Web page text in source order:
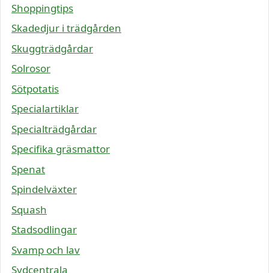
Shoppingtips
Skadedjur i trädgården
Skuggträdgårdar
Solrosor
Sötpotatis
Specialartiklar
Specialträdgårdar
Specifika gräsmattor
Spenat
Spindelväxter
Squash
Stadsodlingar
Svamp och lav
Sydcentrala